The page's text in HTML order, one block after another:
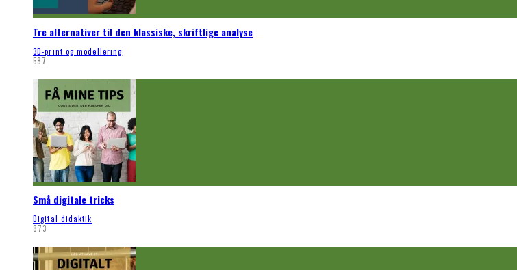
Tre alternativer til den klassiske, skriftlige analyse
3D-print og modellering
587
Små digitale tricks
Digital didaktik
873